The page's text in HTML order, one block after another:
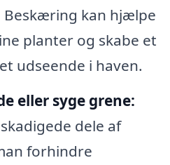
Beskæring kan hjælpe
planter og skabe et
udseende i haven.
eller syge grene:
dele af
forhindre